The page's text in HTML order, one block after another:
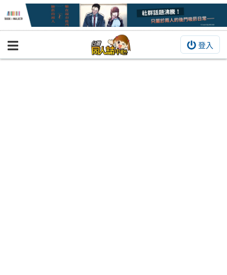
登入
BOOKY書集倉庫